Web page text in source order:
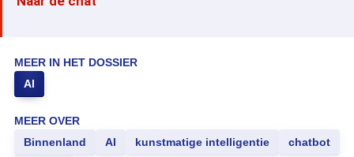
MEER IN HET DOSSIER
AI
MEER OVER
Binnenland
AI kunstmatige intelligentie chatbot